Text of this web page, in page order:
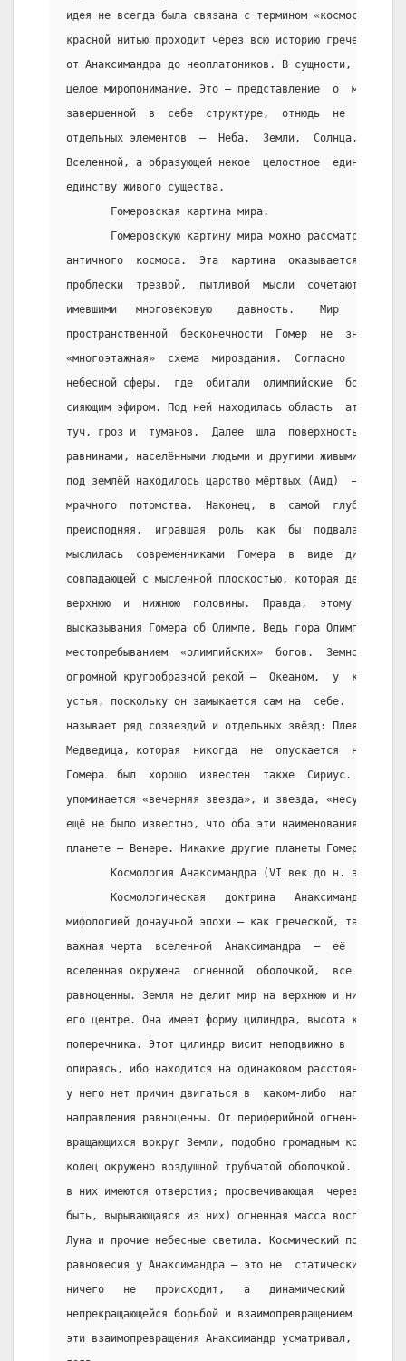
идея не всегда была связана с термином «космос»;
красной нитью проходит через всю историю греческой
от Анаксимандра до неоплатоников. В сущности, идея
целое миропонимание. Это – представление  о  мире
завершенной  в  себе  структуре,  отнюдь  не
отдельных элементов  –  Неба,  Земли,  Солнца,  Луны
Вселенной, а образующей некое  целостное  единство,
единству живого существа.
       Гомеровская картина мира.
Гомеровскую картину мира можно рассматривать
античного  космоса.  Эта  картина  оказывается  кое
проблески  трезвой,  пытливой  мысли  сочетаются  в
имевшими   многовековую    давность.    Мир
пространственной  бесконечности  Гомер  не  знает.
«многоэтажная»  схема  мироздания.  Согласно  этой
небесной сферы,  где  обитали  олимпийские  боги,
сияющим эфиром. Под ней находилась область
туч, гроз и  туманов.  Далее  шла  поверхность
равнинами, населёнными людьми и другими живыми
под землёй находилось царство мёртвых (Аид)  –
мрачного  потомства.  Наконец,  в  самой  глубине
преисподняя,  игравшая  роль  как  бы  подвала
мыслилась  современниками  Гомера  в  виде  диска
совпадающей с мысленной плоскостью, которая делила
верхнюю  и  нижнюю  половины.  Правда,  этому
высказывания Гомера об Олимпе. Ведь гора Олимп
местопребыванием  «олимпийских»  богов.  Земной
огромной кругообразной рекой –  Океаном,  у
устья, поскольку он замыкается сам на  себе.  Также
называет ряд созвездий и отдельных звёзд: Плеяды,
Медведица, которая  никогда  не  опускается  ниже
Гомера  был  хорошо  известен  также  Сириус.  Из
упоминается «вечерняя звезда», и звезда, «несущая
ещё не было известно, что оба эти наименования
планете – Венере. Никакие другие планеты Гомером не
       Космология Анаксимандра (VI век до н. э.).
Космологическая   доктрина   Анаксимандра
мифологией донаучной эпохи – как греческой, так и
важная черта  вселенной  Анаксимандра  –  её
вселенная окружена  огненной  оболочкой,  все
равноценны. Земля не делит мир на верхнюю и нижнюю
его центре. Она имеет форму цилиндра, высота
поперечника. Этот цилиндр висит неподвижно в
опираясь, ибо находится на одинаковом расстоянии от
у него нет причин двигаться в  каком-либо
направления равноценны. От периферийной огненной
вращающихся вокруг Земли, подобно громадным колёсам
колец окружено воздушной трубчатой оболочкой.
в них имеются отверстия; просвечивающая  через  эти
быть, вырывающаяся из них) огненная масса
Луна и прочие небесные светила. Космический порядок
равновесия у Анаксимандра – это не  статически
ничего   не   происходит,   а   динамический
непрекращающейся борьбой и взаимопревращением
эти взаимопревращения Анаксимандр усматривал, в